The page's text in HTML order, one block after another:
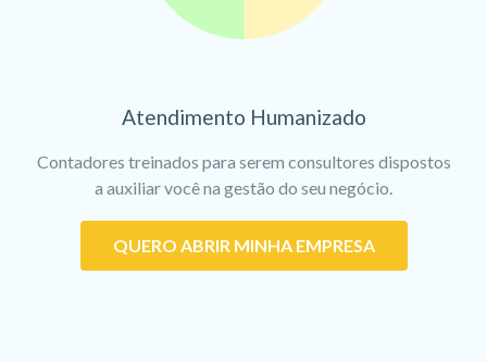
Atendimento Humanizado
Contadores treinados para serem consultores dispostos
a auxiliar você na gestão do seu negócio.
QUERO ABRIR MINHA EMPRESA